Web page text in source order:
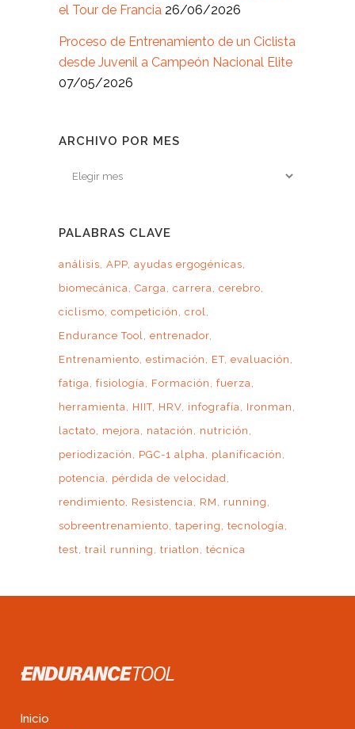
el Tour de Francia 26/06/2026
Proceso de Entrenamiento de un Ciclista
desde Juvenil a Campeón Nacional Elite
07/05/2026
ARCHIVO POR MES
Archivo
PALABRAS CLAVE
análisis APP ayudas ergogénicas
biomecánica Carga carrera cerebro
ciclismo competición
crol
Endurance Tool entrenador
Entrenamiento estimación ET evaluación
fatiga fisiología Formación
fuerza
herramienta
HIIT HRV infografía
Ironman
lactato
mejora natación
nutrición
periodización
PGC-1 alpha
planificación
potencia
pérdida de velocidad
rendimiento
Resistencia RM
running
sobreentrenamiento tapering
tecnología
test trail running triatlon técnica
Inicio